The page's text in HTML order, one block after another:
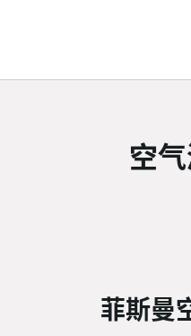
空
菲斯曼